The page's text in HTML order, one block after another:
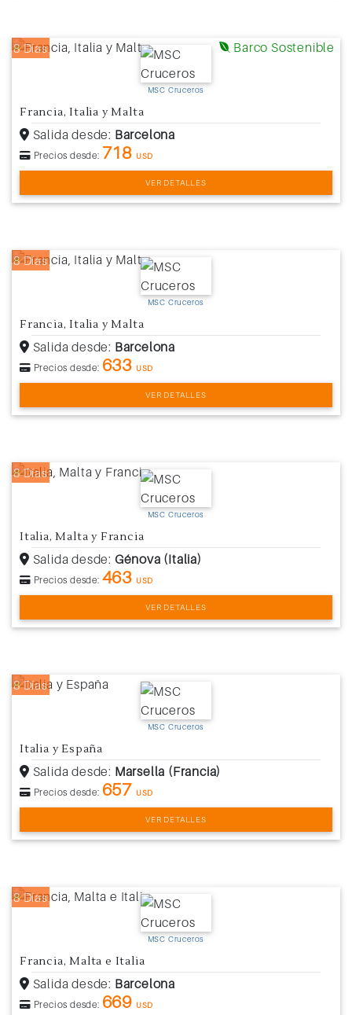
8 Días Barco Sostenible
MSC Cruceros
Francia, Italia y Malta
Salida desde: Barcelona
Precios desde: 718 USD
VER DETALLES
8 Días
MSC Cruceros
Francia, Italia y Malta
Salida desde: Barcelona
Precios desde: 633 USD
VER DETALLES
8 Días
MSC Cruceros
Italia, Malta y Francia
Salida desde: Génova (Italia)
Precios desde: 463 USD
VER DETALLES
8 Días
MSC Cruceros
Italia y España
Salida desde: Marsella (Francia)
Precios desde: 657 USD
VER DETALLES
8 Días
MSC Cruceros
Francia, Malta e Italia
Salida desde: Barcelona
Precios desde: 669 USD